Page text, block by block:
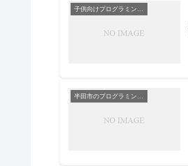
半田市のプログラミングスクール